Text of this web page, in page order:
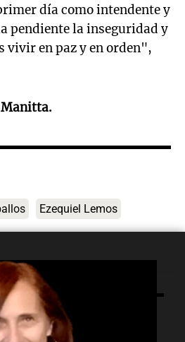
día como intendente y
pendiente la inseguridad y
vivir en paz y en orden",
Ezequiel Lemos
último